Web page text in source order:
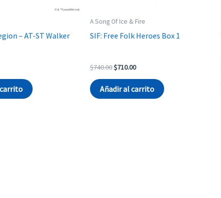
– AT-ST Walker
A Song Of Ice & Fire
SIF: Free Folk Heroes Box 1
$740.00Original
was:
$740.00.
$710.00Current
$710.00.
Añadir al carrito